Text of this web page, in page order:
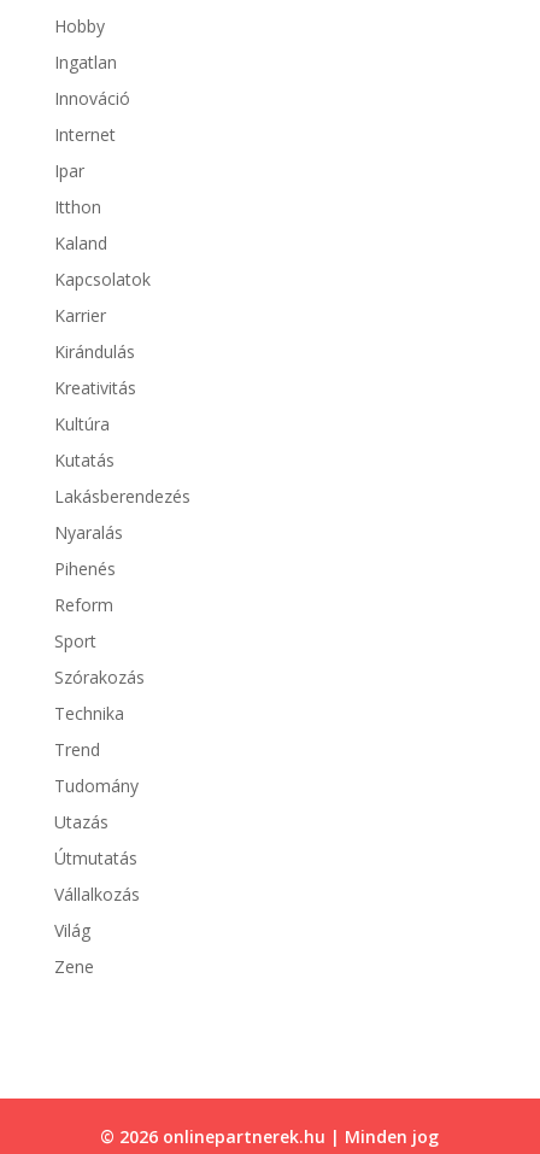
Hobby
Ingatlan
Innováció
Internet
Ipar
Itthon
Kaland
Kapcsolatok
Karrier
Kirándulás
Kreativitás
Kultúra
Kutatás
Lakásberendezés
Nyaralás
Pihenés
Reform
Sport
Szórakozás
Technika
Trend
Tudomány
Utazás
Útmutatás
Vállalkozás
Világ
Zene
© 2026 onlinepartnerek.hu | Minden jog